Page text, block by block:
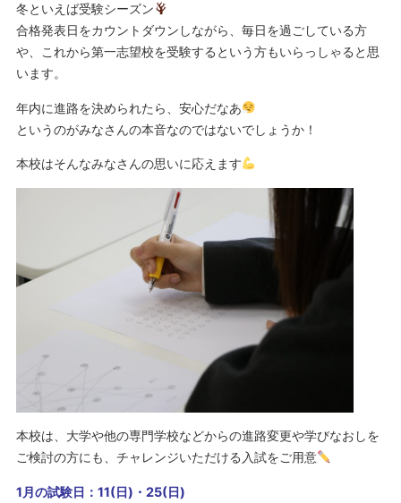
冬といえば受験シーズン
合格発表日をカウントダウンしながら、毎日を過ごしている方
や、これから第一志望校を受験するという方もいらっしゃると思
います。
年内に進路を決められたら、安心だなあ
というのがみなさんの本音なのではないでしょうか！
本校はそんなみなさんの思いに応えます
本校は、大学や他の専門学校などからの進路変更や学びなおしを
ご検討の方にも、チャレンジいただける入試をご用意
1月の試験日：11(日)・25(日)